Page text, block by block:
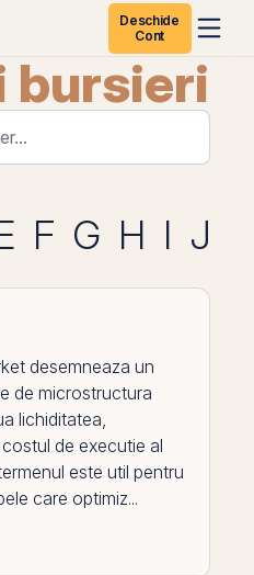
Deschide
Cont
bursieri
F G H I J
desemneaza un
de microstructura
lichiditatea,
de executie al
este util pentru
care optimiz...